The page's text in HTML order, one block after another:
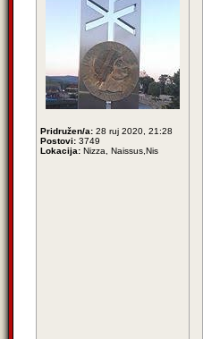
Pridružen/a: 28 ruj 2020, 21:28
Postovi: 3749
Lokacija: Nizza, Naissus,Nis